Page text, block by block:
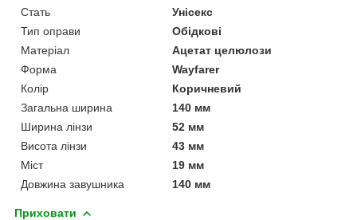
Стать
Унісекс
Тип оправи
Обідкові
Матеріал
Ацетат целюлози
Форма
Wayfarer
Колір
Коричневий
Загальна ширина
140 мм
Ширина лінзи
52 мм
Висота лінзи
43 мм
Міст
19 мм
Довжина завушника
140 мм
Приховати